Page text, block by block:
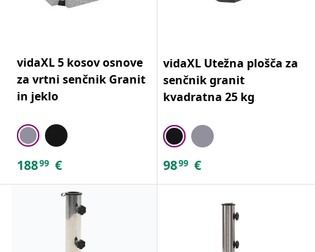
vidaXL 5 kosov osnove
za vrtni senčnik Granit
in jeklo
18899 €
vidaXL Utežna plošča za
senčnik granit
kvadratna 25 kg
9899 €